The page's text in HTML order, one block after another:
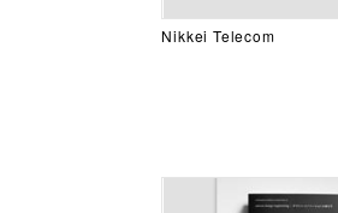
Nikkei Telecom